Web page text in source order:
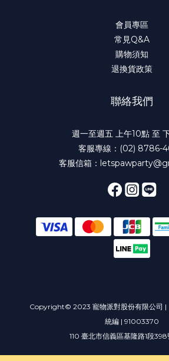
會員專區
常見Q&A
購物須知
退換貨政策
聯絡我們
週一至週五 上午10點 至
客服專線：(02) 8786-
客服信箱：
Copyright© 2023 寵物派對股份有限公司
統編 | 91003370
110 臺北市信義區基隆路1段398